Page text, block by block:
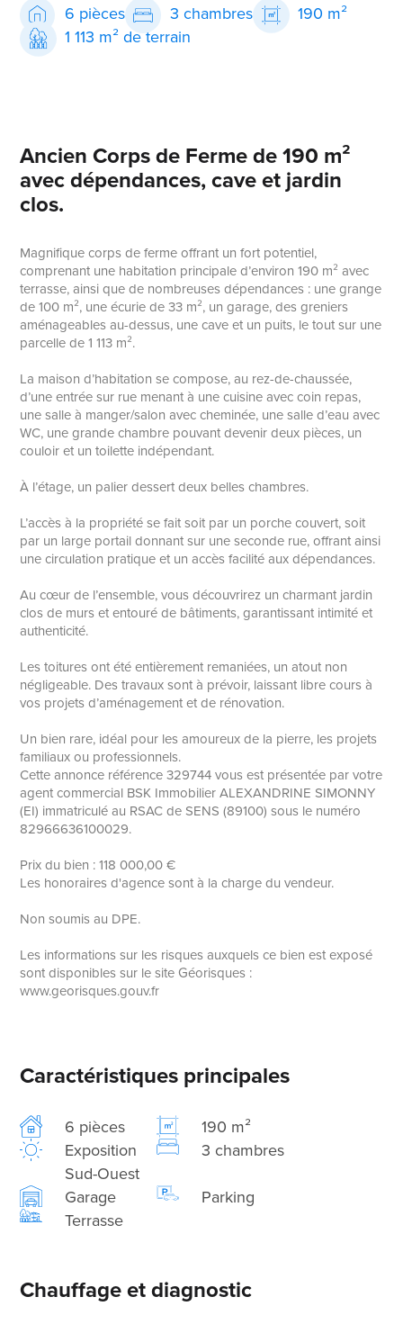
6 pièces 3 chambres
190 m²
1 113 m² de terrain
Ancien Corps de Ferme de 190 m²
avec dépendances, cave et jardin
clos.
Magnifique corps de ferme offrant un fort potentiel,
comprenant une habitation principale d’environ 190 m² avec
terrasse, ainsi que de nombreuses dépendances : une grange
de 100 m², une écurie de 33 m², un garage, des greniers
aménageables au-dessus, une cave et un puits, le tout sur une
parcelle de 1 113 m².
La maison d’habitation se compose, au rez-de-chaussée,
d’une entrée sur rue menant à une cuisine avec coin repas,
une salle à manger/salon avec cheminée, une salle d’eau avec
WC, une grande chambre pouvant devenir deux pièces, un
couloir et un toilette indépendant.
À l’étage, un palier dessert deux belles chambres.
L’accès à la propriété se fait soit par un porche couvert, soit
par un large portail donnant sur une seconde rue, offrant ainsi
une circulation pratique et un accès facilité aux dépendances.
Au cœur de l’ensemble, vous découvrirez un charmant jardin
clos de murs et entouré de bâtiments, garantissant intimité et
authenticité.
Les toitures ont été entièrement remaniées, un atout non
négligeable. Des travaux sont à prévoir, laissant libre cours à
vos projets d’aménagement et de rénovation.
Un bien rare, idéal pour les amoureux de la pierre, les projets
familiaux ou professionnels.
Cette annonce référence 329744 vous est présentée par votre
agent commercial BSK Immobilier ALEXANDRINE SIMONNY
(EI) immatriculé au RSAC de SENS (89100) sous le numéro
82966636100029.
Prix du bien : 118 000,00 €
Les honoraires d'agence sont à la charge du vendeur.
Non soumis au DPE.
Les informations sur les risques auxquels ce bien est exposé
sont disponibles sur le site Géorisques :
www.georisques.gouv.fr
Caractéristiques principales
6 pièces
190 m²
Exposition
Sud-Ouest
3 chambres
Garage
Parking
Terrasse
Chauffage et diagnostic